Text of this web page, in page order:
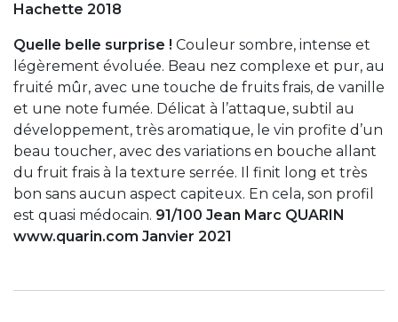
Hachette 2018
Quelle belle surprise ! Couleur sombre, intense et
légèrement évoluée. Beau nez complexe et pur, au
fruité mûr, avec une touche de fruits frais, de vanille
et une note fumée. Délicat à l’attaque, subtil au
développement, très aromatique, le vin profite d’un
beau toucher, avec des variations en bouche allant
du fruit frais à la texture serrée. Il finit long et très
bon sans aucun aspect capiteux. En cela, son profil
est quasi médocain. 91/100 Jean Marc QUARIN
www.quarin.com Janvier 2021